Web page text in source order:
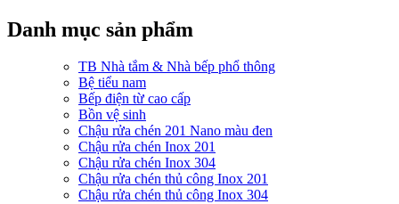
Danh mục sản phẩm
TB Nhà tắm & Nhà bếp phổ thông
Bệ tiểu nam
Bếp điện từ cao cấp
Bồn vệ sinh
Chậu rửa chén 201 Nano màu đen
Chậu rửa chén Inox 201
Chậu rửa chén Inox 304
Chậu rửa chén thủ công Inox 201
Chậu rửa chén thủ công Inox 304